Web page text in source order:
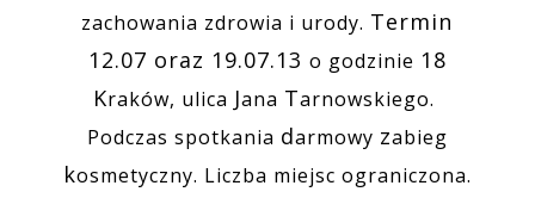
zachowania zdrowia i urody. Termin
12.07 oraz 19.07.13 o godzinie 18
Kraków, ulica Jana Tarnowskiego.
Podczas spotkania darmowy zabieg
kosmetyczny. Liczba miejsc ograniczona.